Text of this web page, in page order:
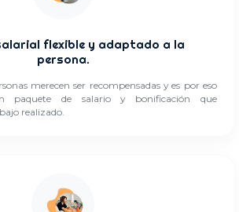
flexible y adaptado a la
persona.
merecen ser recompensadas y es por eso
paquete de salario y bonificación que
realizado.